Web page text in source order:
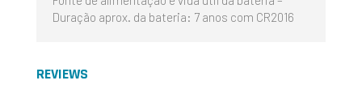
Duração aprox. da bateria: 7 anos com CR2016
REVIEWS